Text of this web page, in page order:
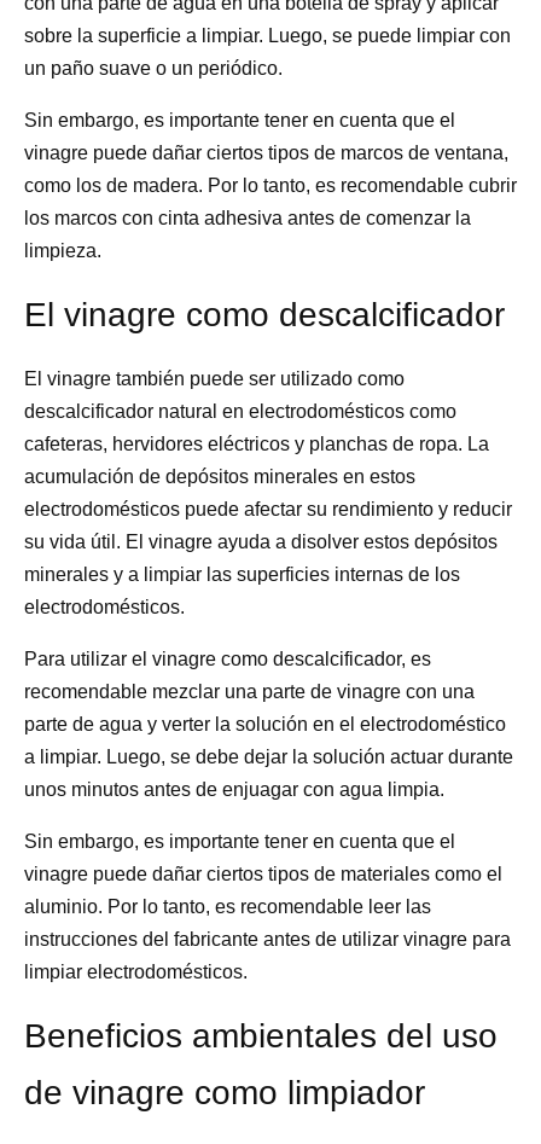
sobre la superficie a limpiar. Luego, se puede limpiar con
un paño suave o un periódico.
Sin embargo, es importante tener en cuenta que el
vinagre puede dañar ciertos tipos de marcos de ventana,
como los de madera. Por lo tanto, es recomendable cubrir
los marcos con cinta adhesiva antes de comenzar la
limpieza.
El vinagre como descalcificador
El vinagre también puede ser utilizado como
descalcificador natural en electrodomésticos como
cafeteras, hervidores eléctricos y planchas de ropa. La
acumulación de depósitos minerales en estos
electrodomésticos puede afectar su rendimiento y reducir
su vida útil. El vinagre ayuda a disolver estos depósitos
minerales y a limpiar las superficies internas de los
electrodomésticos.
Para utilizar el vinagre como descalcificador, es
recomendable mezclar una parte de vinagre con una
parte de agua y verter la solución en el electrodoméstico
a limpiar. Luego, se debe dejar la solución actuar durante
unos minutos antes de enjuagar con agua limpia.
Sin embargo, es importante tener en cuenta que el
vinagre puede dañar ciertos tipos de materiales como el
aluminio. Por lo tanto, es recomendable leer las
instrucciones del fabricante antes de utilizar vinagre para
limpiar electrodomésticos.
Beneficios ambientales del uso
de vinagre como limpiador